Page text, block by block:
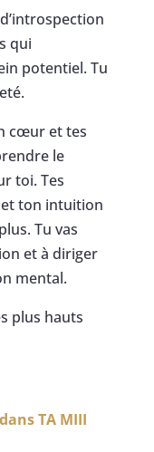
qui
potentiel. Tu
cœur et tes
le
toi. Tes
ton intuition
Tu vas
et à diriger
mental.
plus hauts
TA MIII